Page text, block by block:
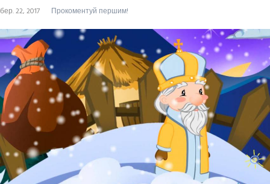
бер. 22, 2017 Прокоментуй першим!